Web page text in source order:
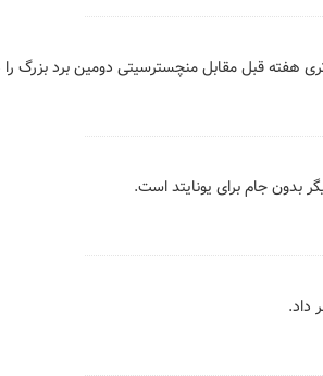
هفته قبل مقابل منچسترسیتی دومین برد بزرگ را
بدون جام برای یونایتد است.
داد.